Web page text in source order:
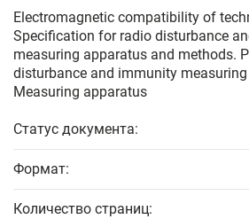
Electromagnetic compatibility of
Specification for radio disturbance
measuring apparatus and methods.
disturbance and immunity
Measuring apparatus
Статус документа:
Формат:
Количество страниц: